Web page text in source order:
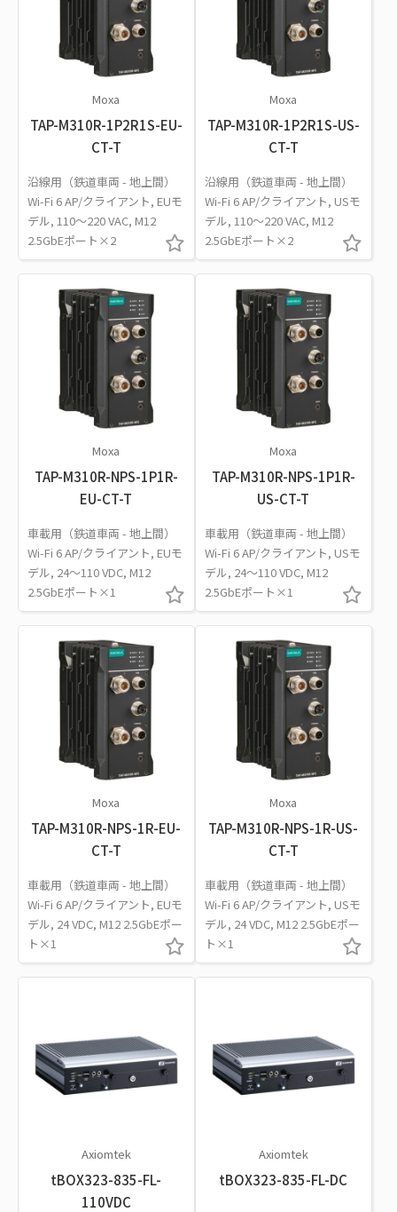
Moxa
TAP-M310R-1P2R1S-EU-
CT-T
沿線用（鉄道車両 - 地上間）
Wi-Fi 6 AP/クライアント, EUモ
デル, 110～220 VAC, M12
2.5GbEポート×2
Moxa
TAP-M310R-1P2R1S-US-
CT-T
沿線用（鉄道車両 - 地上間）
Wi-Fi 6 AP/クライアント, USモ
デル, 110～220 VAC, M12
2.5GbEポート×2
Moxa
TAP-M310R-NPS-1P1R-
EU-CT-T
車載用（鉄道車両 - 地上間）
Wi-Fi 6 AP/クライアント, EUモ
デル, 24～110 VDC, M12
2.5GbEポート×1
Moxa
TAP-M310R-NPS-1P1R-
US-CT-T
車載用（鉄道車両 - 地上間）
Wi-Fi 6 AP/クライアント, USモ
デル, 24～110 VDC, M12
2.5GbEポート×1
Moxa
TAP-M310R-NPS-1R-EU-
CT-T
車載用（鉄道車両 - 地上間）
Wi-Fi 6 AP/クライアント, EUモ
デル, 24 VDC, M12 2.5GbEポー
ト×1
Moxa
TAP-M310R-NPS-1R-US-
CT-T
車載用（鉄道車両 - 地上間）
Wi-Fi 6 AP/クライアント, USモ
デル, 24 VDC, M12 2.5GbEポー
ト×1
Axiomtek
tBOX323-835-FL-
110VDC
Axiomtek
tBOX323-835-FL-DC